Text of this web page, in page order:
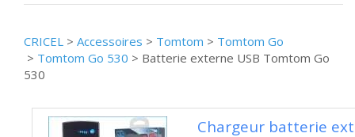
CRICEL > Accessoires > Tomtom > Tomtom Go
> Tomtom Go 530 > Batterie externe USB Tomtom Go
530
Chargeur batterie